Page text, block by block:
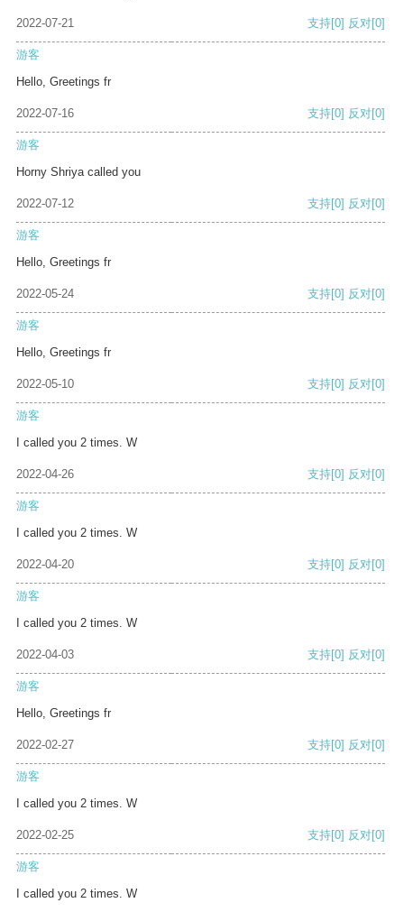
2022-07-21 支持[0] 反对[0]
游客
Hello, Greetings fr
2022-07-16 支持[0] 反对[0]
游客
Horny Shriya called you
2022-07-12 支持[0] 反对[0]
游客
Hello, Greetings fr
2022-05-24 支持[0] 反对[0]
游客
Hello, Greetings fr
2022-05-10 支持[0] 反对[0]
游客
I called you 2 times. W
2022-04-26 支持[0] 反对[0]
游客
I called you 2 times. W
2022-04-20 支持[0] 反对[0]
游客
I called you 2 times. W
2022-04-03 支持[0] 反对[0]
游客
Hello, Greetings fr
2022-02-27 支持[0] 反对[0]
游客
I called you 2 times. W
2022-02-25 支持[0] 反对[0]
游客
I called you 2 times. W